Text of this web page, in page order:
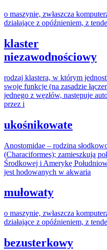
o maszynie, zwłaszcza
działające z opóźnieniem, z
klaster
niezawodnościowy
rodzaj klastera, w którym
swoje funkcje (na zasadzie
jednego z węzłów, następuje
przez i
ukośnikowate
Anostomidae – rodzina
(Characiformes); zamieszkują
Środkowej i Amerykę
jest hodowanych w akwaria
mułowaty
o maszynie, zwłaszcza
działające z opóźnieniem, z
bezusterkowy